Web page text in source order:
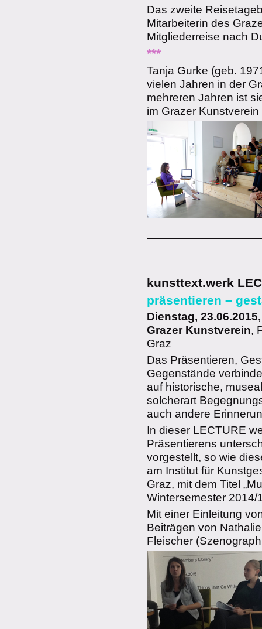
Das zweite
Mitarbeiterin des
Mitgliederreise nach
***
Tanja Gurke (geb.
vielen Jahren in der
mehreren Jahren ist
im Grazer
kunsttext.werk
präsentieren –
Dienstag,
Grazer Kunstverein,
Graz
Das Präsentieren,
Gegenstände
auf historische,
solcherart
auch andere
In dieser LECTURE
Präsentierens
vorgestellt, so wie
am Institut für
Graz, mit dem Titel
Wintersemester 2014/
Mit einer Einleitung
Beiträgen von
Fleischer